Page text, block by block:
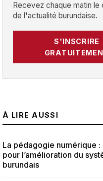
Recevez chaque matin le
de l'actualité burundaise.
S'INSCRIRE
À LIRE AUSSI
La pédagogie numérique :
pour l’amélioration du
burundais